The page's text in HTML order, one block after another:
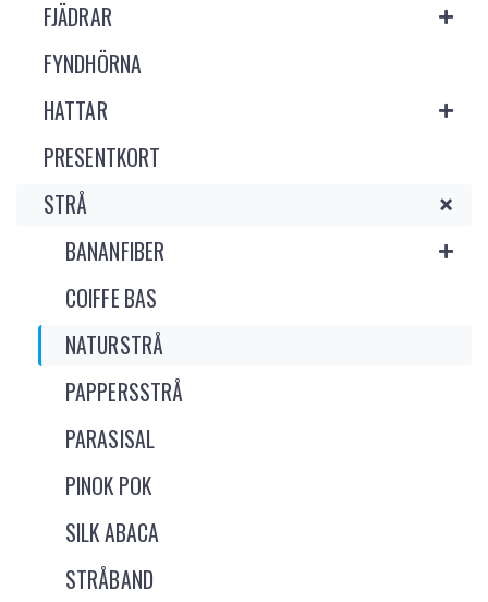
FJÄDRAR
FYNDHÖRNA
HATTAR
PRESENTKORT
STRÅ
BANANFIBER
COIFFE BAS
NATURSTRÅ
PAPPERSSTRÅ
PARASISAL
PINOK POK
SILK ABACA
STRÅBAND